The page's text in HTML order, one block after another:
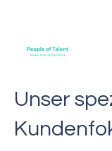
Unser